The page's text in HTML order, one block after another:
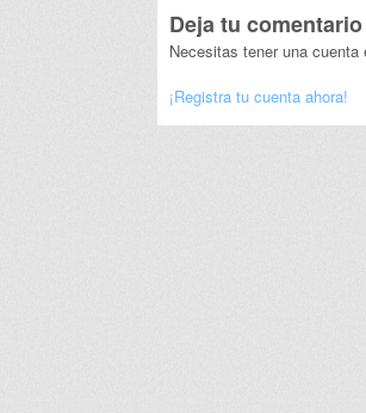
Deja tu comentario
Necesitas tener una
¡Registra tu cuenta ahora!